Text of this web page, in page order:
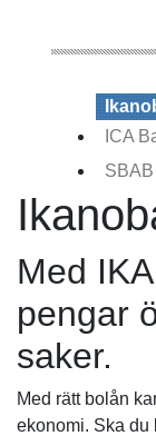
ICA
SBAB
Med
pengar
saker.
Med rätt bolån
ekonomi. Ska du